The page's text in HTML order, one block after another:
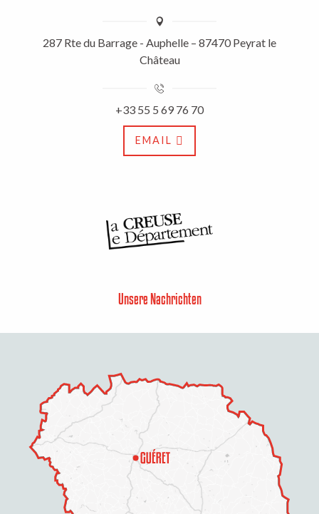
287 Rte du Barrage - Auphelle – 87470 Peyrat le
Château
+33 55 5 69 76 70
EMAIL
Unsere Nachrichten